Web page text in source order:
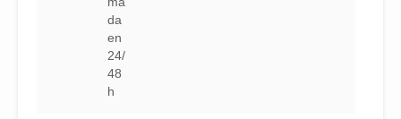
da
en
24/
48
h